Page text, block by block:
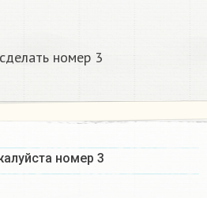
номер 3
номер 3